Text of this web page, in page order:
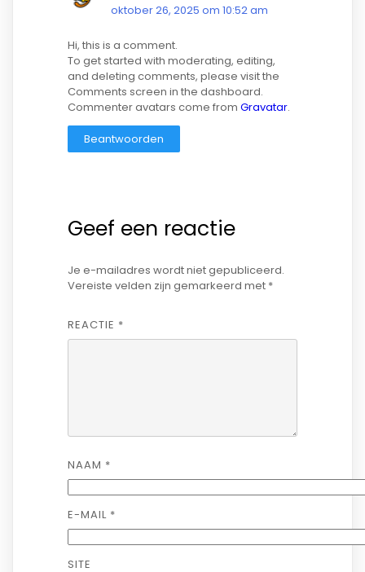
oktober 26, 2025 om 10:52 am
Hi, this is a comment.
To get started with moderating, editing,
and deleting comments, please visit the
Comments screen in the dashboard.
Commenter avatars come from Gravatar.
Beantwoorden
Geef een reactie
Je e-mailadres wordt niet gepubliceerd.
Vereiste velden zijn gemarkeerd met *
REACTIE *
NAAM *
E-MAIL *
SITE